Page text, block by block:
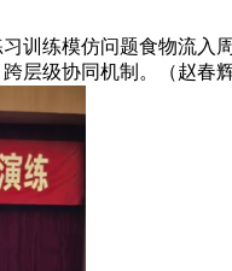
练模仿问题食物流入
层级协同机制。（赵春辉